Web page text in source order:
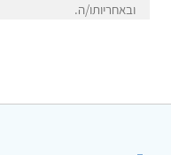
ובאחריותו/ה.